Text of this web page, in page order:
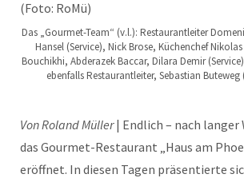
Das „Gourmet-Team“ (v.l.): Restaurantleiter
Hansel (Service), Nick Brose, Küchenchef
Bouchikhi, Abderazek Baccar, Dilara Demir
ebenfalls Restaurantleiter, Sebastian
Von Roland Müller| Endlich – nach
das Gourmet-Restaurant „Haus am
eröffnet. In diesen Tagen präsentierte